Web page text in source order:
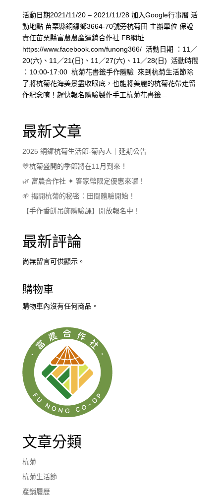
活動日期2021/11/20 – 2021/11/28 加入Google行事曆 活
動地點 苗栗縣銅鑼鄉3664-70號旁杭菊田 主辦單位 保證
責任苗栗縣富農農產運銷合作社 FB網址
https://www.facebook.com/funong366/ 活動日期 ：11／
20(六)、11／21(日)、11／27(六)、11／28(日) 活動時間
：10:00-17:00 杭菊花書籤手作體驗 來到杭菊生活節除
了將杭菊花海美景盡收眼底，也能將美麗的杭菊花帶走留
作紀念唷！趕快報名體驗製作手工杭菊花書籤...
最新文章
2025 銅鑼杭菊生活節-菊內人｜延期公告
💛杭菊盛開的季節將在11月到來！
🌿 富農合作社 ✦ 客家幣限定優惠來囉！
🌱 揭開杭菊的秘密：田間體驗開始！
【手作香餅吊飾體驗課】開放報名中！
最新評論
尚無留言可供顯示。
購物車
購物車內沒有任何商品。
文章分類
杭菊
杭菊生活節
產銷履歷